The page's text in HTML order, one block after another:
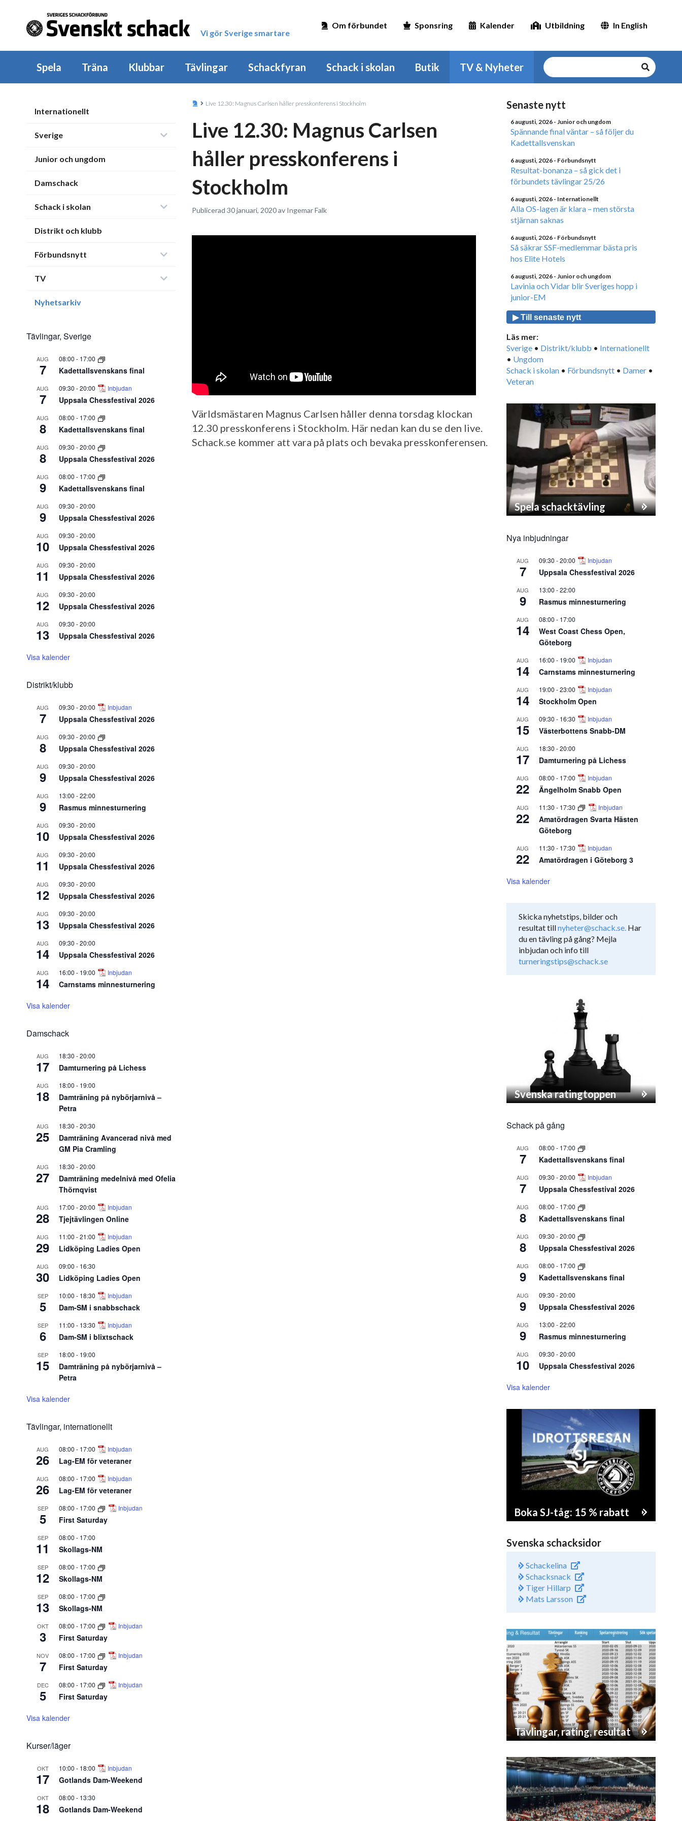
Vi gör Sverige smartare
Om förbundet Sponsring Kalender Utbildning In English
Spela Träna Klubbar Tävlingar Schackfyran Schack i skolan Butik TV & Nyheter
Internationellt
Sverige
Junior och ungdom
Damschack
Schack i skolan
Distrikt och klubb
Förbundsnytt
TV
Nyhetsarkiv
Tävlingar, Sverige
AUG
7
08:00 - 17:00
Kadettallsvenskans final
AUG
7
09:30 -20:00 Inbjudan
Uppsala Chessfestival 2026
AUG
8
08:00 - 17:00
Kadettallsvenskans final
AUG
8
09:30 -20:00
Uppsala Chessfestival 2026
AUG
9
08:00 - 17:00
Kadettallsvenskans final
AUG
9
09:30 -20:00
Uppsala Chessfestival 2026
AUG
10
09:30 -20:00
Uppsala Chessfestival 2026
AUG
11
09:30 -20:00
Uppsala Chessfestival 2026
AUG
12
09:30 -20:00
Uppsala Chessfestival 2026
AUG
13
09:30 -20:00
Uppsala Chessfestival 2026
Visa kalender
Distrikt/klubb
AUG
7
09:30 -20:00 Inbjudan
Uppsala Chessfestival 2026
AUG
8
09:30 -20:00
Uppsala Chessfestival 2026
AUG
9
09:30 -20:00
Uppsala Chessfestival 2026
AUG
9
13:00 -22:00
Rasmus minnesturnering
AUG
10
09:30 -20:00
Uppsala Chessfestival 2026
AUG
11
09:30 -20:00
Uppsala Chessfestival 2026
AUG
12
09:30 -20:00
Uppsala Chessfestival 2026
AUG
13
09:30 -20:00
Uppsala Chessfestival 2026
AUG
14
09:30 -20:00
Uppsala Chessfestival 2026
AUG
14
16:00 - 19:00 Inbjudan
Carnstams minnesturnering
Visa kalender
Damschack
AUG
17
18:30 -20:00
Damturnering på Lichess
AUG
18
18:00 - 19:00
Damträning på nybörjarnivå –
Petra
AUG
25
18:30 -20:30
Damträning Avancerad nivå med
GM Pia Cramling
AUG
27
18:30 -20:00
Damträning medelnivå med Ofelia
Thörnqvist
AUG
28
17:00 -20:00 Inbjudan
Tjejtävlingen Online
AUG
29
11:00 -21:00 Inbjudan
Lidköping Ladies Open
AUG
30
09:00 - 16:30
Lidköping Ladies Open
SEP
5
10:00 - 18:30 Inbjudan
Dam-SM i snabbschack
SEP
6
11:00 - 13:30 Inbjudan
Dam-SM i blixtschack
SEP
15
18:00 - 19:00
Damträning på nybörjarnivå –
Petra
Visa kalender
Tävlingar, internationellt
AUG
26
08:00 - 17:00 Inbjudan
Lag-EM för veteraner
AUG
26
08:00 - 17:00 Inbjudan
Lag-EM för veteraner
SEP
5
08:00 - 17:00 Inbjudan
First Saturday
SEP
11
08:00 - 17:00
Skollags-NM
SEP
12
08:00 - 17:00
Skollags-NM
SEP
13
08:00 - 17:00
Skollags-NM
OKT
3
08:00 - 17:00 Inbjudan
First Saturday
NOV
7
08:00 - 17:00 Inbjudan
First Saturday
DEC
5
08:00 - 17:00 Inbjudan
First Saturday
Visa kalender
Kurser/läger
OKT
17
10:00 - 18:00 Inbjudan
Gotlands Dam-Weekend
OKT
18
08:00 - 13:30
Gotlands Dam-Weekend
Live 12.30: Magnus Carlsen håller presskonferens i Stockholm
Live 12.30: Magnus Carlsen
håller presskonferens i
Stockholm
Publicerad 30 januari, 2020 av Ingemar Falk
Världsmästaren Magnus Carlsen håller denna torsdag klockan
12.30 presskonferens i Stockholm. Här nedan kan du se den live.
Schack.se kommer att vara på plats och bevaka presskonferensen.
Senaste nytt
6 augusti, 2026 - Junior och ungdom
Spännande final väntar – så följer du
Kadettallsvenskan
6 augusti, 2026 - Förbundsnytt
Resultat-bonanza – så gick det i
förbundets tävlingar 25/26
6 augusti, 2026 - Internationellt
Alla OS-lagen är klara – men största
stjärnan saknas
6 augusti, 2026 - Förbundsnytt
Så säkrar SSF-medlemmar bästa pris
hos Elite Hotels
6 augusti, 2026 - Junior och ungdom
Lavinia och Vidar blir Sveriges hopp i
junior-EM
▶ Till senaste nytt
Läs mer:
Sverige • Distrikt/klubb • Internationellt
• Ungdom
Schack i skolan • Förbundsnytt • Damer •
Veteran
Spela schacktävling
Nya inbjudningar
AUG
7
09:30 -20:00 Inbjudan
Uppsala Chessfestival 2026
AUG
9
13:00 -22:00
Rasmus minnesturnering
AUG
14
08:00 - 17:00
West Coast Chess Open,
Göteborg
AUG
14
16:00 - 19:00 Inbjudan
Carnstams minnesturnering
AUG
14
19:00 -23:00 Inbjudan
Stockholm Open
AUG
15
09:30 - 16:30 Inbjudan
Västerbottens Snabb-DM
AUG
17
18:30 -20:00
Damturnering på Lichess
AUG
22
08:00 - 17:00 Inbjudan
Ängelholm Snabb Open
AUG
22
11:30 - 17:30 Inbjudan
Amatördragen Svarta Hästen
Göteborg
AUG
22
11:30 - 17:30 Inbjudan
Amatördragen i Göteborg 3
Visa kalender
Skicka nyhetstips, bilder och
resultat tillnyheter@schack.se. Har
du en tävling på gång? Mejla
inbjudan och info till
turneringstips@schack.se
Svenska ratingtoppen
Schack på gång
AUG
7
08:00 - 17:00
Kadettallsvenskans final
AUG
7
09:30 -20:00 Inbjudan
Uppsala Chessfestival 2026
AUG
8
08:00 - 17:00
Kadettallsvenskans final
AUG
8
09:30 -20:00
Uppsala Chessfestival 2026
AUG
9
08:00 - 17:00
Kadettallsvenskans final
AUG
9
09:30 -20:00
Uppsala Chessfestival 2026
AUG
9
13:00 -22:00
Rasmus minnesturnering
AUG
10
09:30 -20:00
Uppsala Chessfestival 2026
Visa kalender
Boka SJ-tåg: 15 % rabatt
Svenska schacksidor
Schackelina
Schacksnack
Tiger Hillarp
Mats Larsson
Tävlingar, rating, resultat